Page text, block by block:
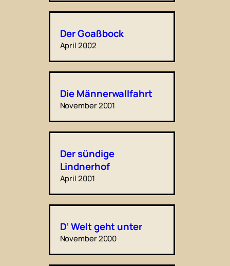
Der Goaßbock
April 2002
Die Männerwallfahrt
November 2001
Der sündige
Lindnerhof
April 2001
D‘ Welt geht unter
November 2000